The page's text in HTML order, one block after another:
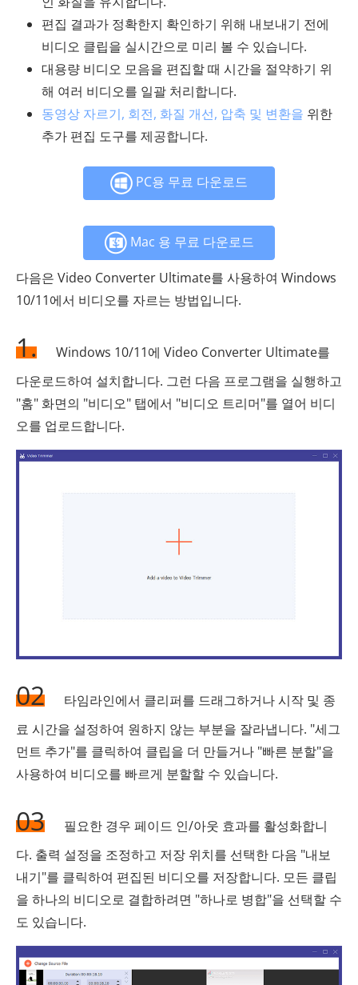
편집 결과가 정확한지 확인하기 위해 내보내기 전에
비디오 클립을 실시간으로 미리 볼 수 있습니다.
대용량 비디오 모음을 편집할 때 시간을 절약하기 위
해 여러 비디오를 일괄 처리합니다.
동영상 자르기, 회전, 화질 개선, 압축 및 변환을 위한
추가 편집 도구를 제공합니다.
PC용 무료 다운로드
Mac 용 무료 다운로드
다음은 Video Converter Ultimate를 사용하여 Windows
10/11에서 비디오를 자르는 방법입니다.
1.
Windows 10/11에 Video Converter Ultimate를
다운로드하여 설치합니다. 그런 다음 프로그램을 실행하고
"홈" 화면의 "비디오" 탭에서 "비디오 트리머"를 열어 비디
오를 업로드합니다.
02
타임라인에서 클리퍼를 드래그하거나 시작 및 종
료 시간을 설정하여 원하지 않는 부분을 잘라냅니다. "세그
먼트 추가"를 클릭하여 클립을 더 만들거나 "빠른 분할"을
사용하여 비디오를 빠르게 분할할 수 있습니다.
03
필요한 경우 페이드 인/아웃 효과를 활성화합니
다. 출력 설정을 조정하고 저장 위치를 ​​선택한 다음 "내보
내기"를 클릭하여 편집된 비디오를 저장합니다. 모든 클립
을 하나의 비디오로 결합하려면 "하나로 병합"을 선택할 수
도 있습니다.